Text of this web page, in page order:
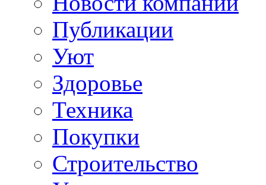
Публикации
Уют
Здоровье
Техника
Покупки
Строительство